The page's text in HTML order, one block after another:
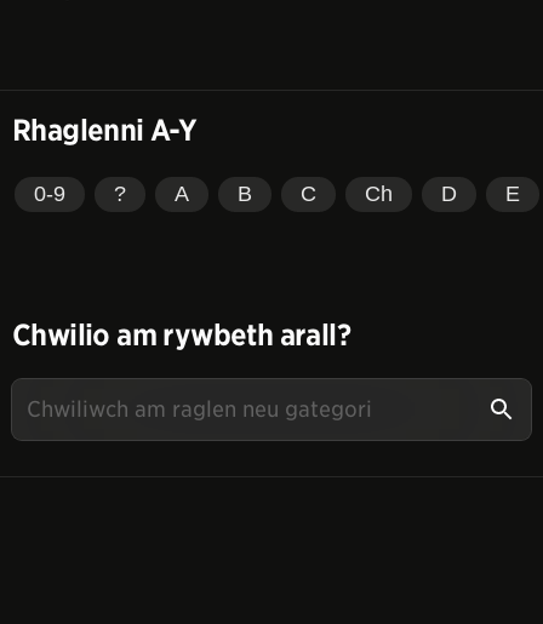
Rhaglenni A-Y
0-9 ? A B C Ch D E
Chwilio am rywbeth arall?